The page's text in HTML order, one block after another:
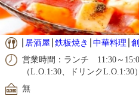
居酒屋 鉄板焼き 中華料理
営業時間：ランチ 11:30～
（L.O.1:30、ドリンクL.O.1:30）
無